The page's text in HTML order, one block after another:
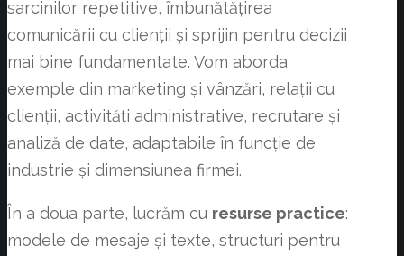
sarcinilor repetitive, îmbunătățirea
comunicării cu clienții și sprijin pentru decizii
mai bine fundamentate. Vom aborda
exemple din marketing și vânzări, relații cu
clienții, activități administrative, recrutare și
analiză de date, adaptabile în funcție de
industrie și dimensiunea firmei.
În a doua parte, lucrăm cu resurse practice:
modele de mesaje și texte, structuri pentru